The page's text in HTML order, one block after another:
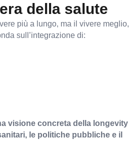
della salute
più a lungo, ma il vivere meglio,
sull’integrazione di:
visione concreta della longevity
le politiche pubbliche e il